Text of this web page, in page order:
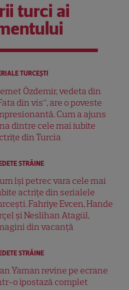
turci ai
TURCEŞTI
Özdemir, vedeta din
din vis”, are o poveste
Cum a ajuns
dintre cele mai iubite
din Turcia
STRĂINE
își petrec vara cele mai
actrițe din serialele
Fahriye Evcen, Hande
și Neslihan Atagül,
din vacanță
STRĂINE
Yaman revine pe ecrane
o ipostază complet